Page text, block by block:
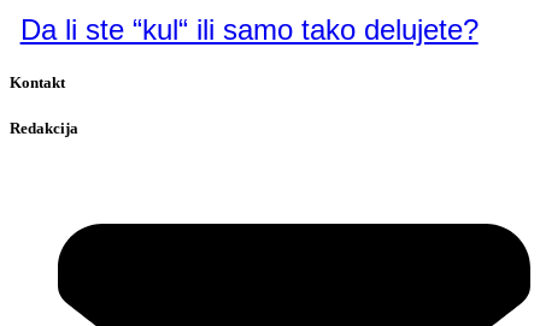
Da li ste “kul“ ili samo tako delujete?
Kontakt
Redakcija